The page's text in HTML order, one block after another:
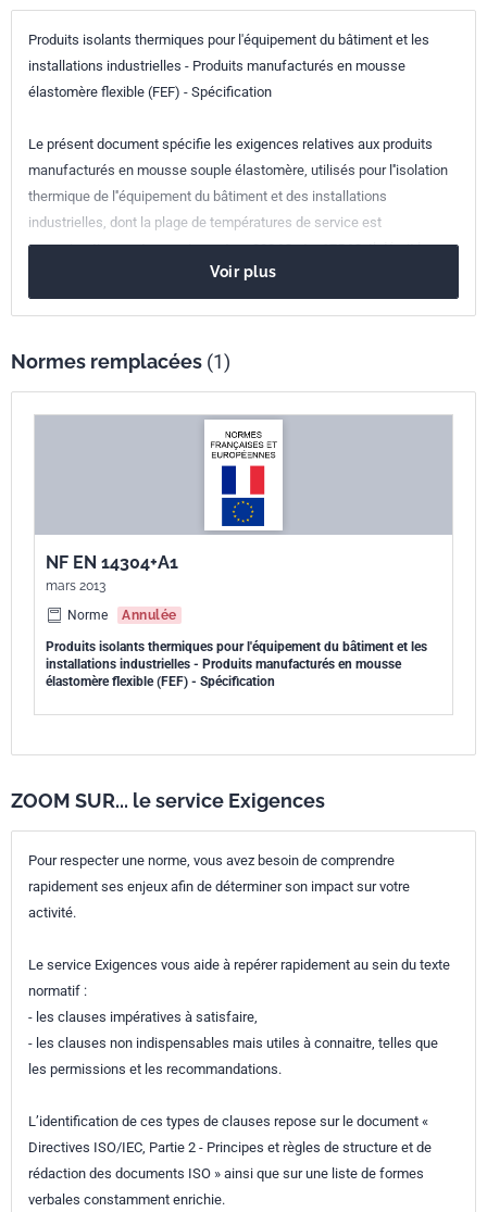
Parenté
européenne
EN 14304:2015
Produits isolants thermiques pour l'équipement du bâtiment et les
installations industrielles - Produits manufacturés en mousse
élastomère flexible (FEF) - Spécification
Le présent document spécifie les exigences relatives aux produits
manufacturés en mousse souple élastomère, utilisés pour l''isolation
thermique de l''équipement du bâtiment et des installations
industrielles, dont la plage de températures de service est
approximativement comprise entre - 200 °C et + 175 °C. Il décrit les
caractéristiques de ces produits et comprend des modes opératoires
d''essai, d''évaluation de la conformité, de marquage et d''étiquetage.
Voir plus
Normes remplacées (1)
NF EN 14304+A1
mars 2013
Norme
Annulée
Produits isolants thermiques pour l'équipement du bâtiment et les
installations industrielles - Produits manufacturés en mousse
élastomère flexible (FEF) - Spécification
ZOOM SUR... le service Exigences
Pour respecter une norme, vous avez besoin de comprendre
rapidement ses enjeux afin de déterminer son impact sur votre
activité.
Le service Exigences vous aide à repérer rapidement au sein du texte
normatif :
- les clauses impératives à satisfaire,
- les clauses non indispensables mais utiles à connaitre, telles que
les permissions et les recommandations.
L’identification de ces types de clauses repose sur le document «
Directives ISO/IEC, Partie 2 - Principes et règles de structure et de
rédaction des documents ISO » ainsi que sur une liste de formes
verbales constamment enrichie.